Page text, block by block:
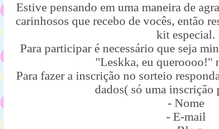
Estive pensando em uma maneira de
carinhosos que recebo de vocês, então
kit especial.
Para participar é necessário que seja
"Leskka, eu queroooo!"
Para fazer a inscrição no sorteio
dados( só uma inscrição
- Nome
- E-mail